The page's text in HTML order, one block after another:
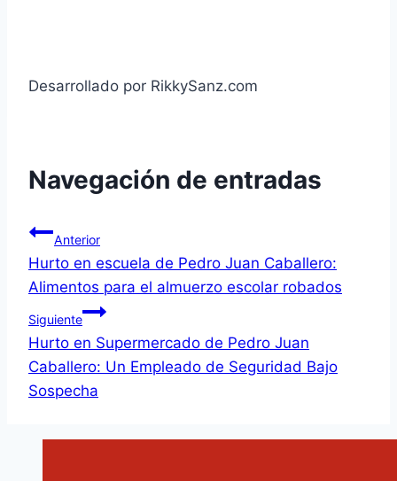
Desarrollado por RikkySanz.com
Navegación de entradas
Anterior
Hurto en escuela de Pedro Juan Caballero:
Alimentos para el almuerzo escolar robados
Siguiente
Hurto en Supermercado de Pedro Juan
Caballero: Un Empleado de Seguridad Bajo
Sospecha